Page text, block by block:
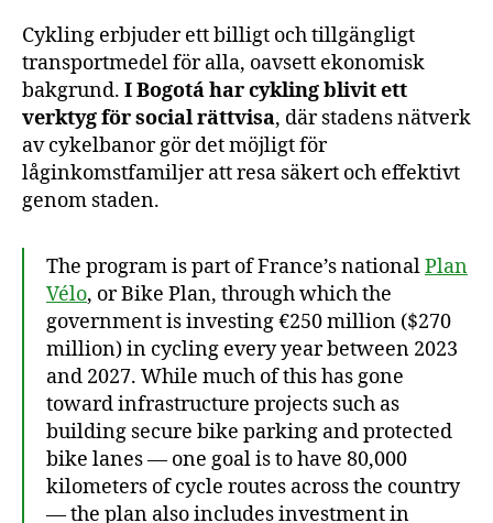
Cykling erbjuder ett billigt och tillgängligt
transportmedel för alla, oavsett ekonomisk
bakgrund. I Bogotá har cykling blivit ett
verktyg för social rättvisa, där stadens nätverk
av cykelbanor gör det möjligt för
låginkomstfamiljer att resa säkert och effektivt
genom staden.
The program is part of France’s nationalPlan
Vélo, or Bike Plan, through which the
government is investing €250 million ($270
million) in cycling every year between 2023
and 2027. While much of this has gone
toward infrastructure projects such as
building secure bike parking and protected
bike lanes — one goal is to have 80,000
kilometers of cycle routes across the country
— the plan also includes investment in